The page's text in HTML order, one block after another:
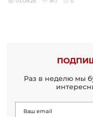
Раз в неделю мы